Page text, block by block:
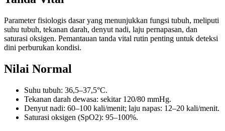
Parameter fisiologis dasar yang menunjukkan fungsi tubuh, meliputi
suhu tubuh, tekanan darah, denyut nadi, laju pernapasan, dan
saturasi oksigen. Pemantauan tanda vital rutin penting untuk deteksi
dini perburukan kondisi.
Nilai Normal
Suhu tubuh: 36,5–37,5°C.
Tekanan darah dewasa: sekitar 120/80 mmHg.
Denyut nadi: 60–100 kali/menit; laju napas: 12–20 kali/menit.
Saturasi oksigen (SpO2): 95–100%.